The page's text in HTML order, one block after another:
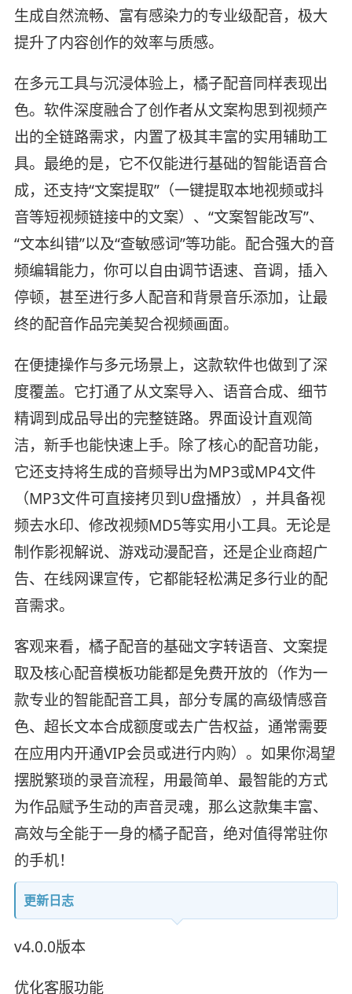
生成自然流畅、富有感染力的专业级配音，极大
提升了内容创作的效率与质感。
在多元工具与沉浸体验上，橘子配音同样表现出
色。软件深度融合了创作者从文案构思到视频产
出的全链路需求，内置了极其丰富的实用辅助工
具。最绝的是，它不仅能进行基础的智能语音合
成，还支持“文案提取”（一键提取本地视频或抖
音等短视频链接中的文案）、“文案智能改写”、
“文本纠错”以及“查敏感词”等功能。配合强大的音
频编辑能力，你可以自由调节语速、音调，插入
停顿，甚至进行多人配音和背景音乐添加，让最
终的配音作品完美契合视频画面。
在便捷操作与多元场景上，这款软件也做到了深
度覆盖。它打通了从文案导入、语音合成、细节
精调到成品导出的完整链路。界面设计直观简
洁，新手也能快速上手。除了核心的配音功能，
它还支持将生成的音频导出为MP3或MP4文件
（MP3文件可直接拷贝到U盘播放），并具备视
频去水印、修改视频MD5等实用小工具。无论是
制作影视解说、游戏动漫配音，还是企业商超广
告、在线网课宣传，它都能轻松满足多行业的配
音需求。
客观来看，橘子配音的基础文字转语音、文案提
取及核心配音模板功能都是免费开放的（作为一
款专业的智能配音工具，部分专属的高级情感音
色、超长文本合成额度或去广告权益，通常需要
在应用内开通VIP会员或进行内购）。如果你渴望
摆脱繁琐的录音流程，用最简单、最智能的方式
为作品赋予生动的声音灵魂，那么这款集丰富、
高效与全能于一身的橘子配音，绝对值得常驻你
的手机！
更新日志
v4.0.0版本
优化客服功能